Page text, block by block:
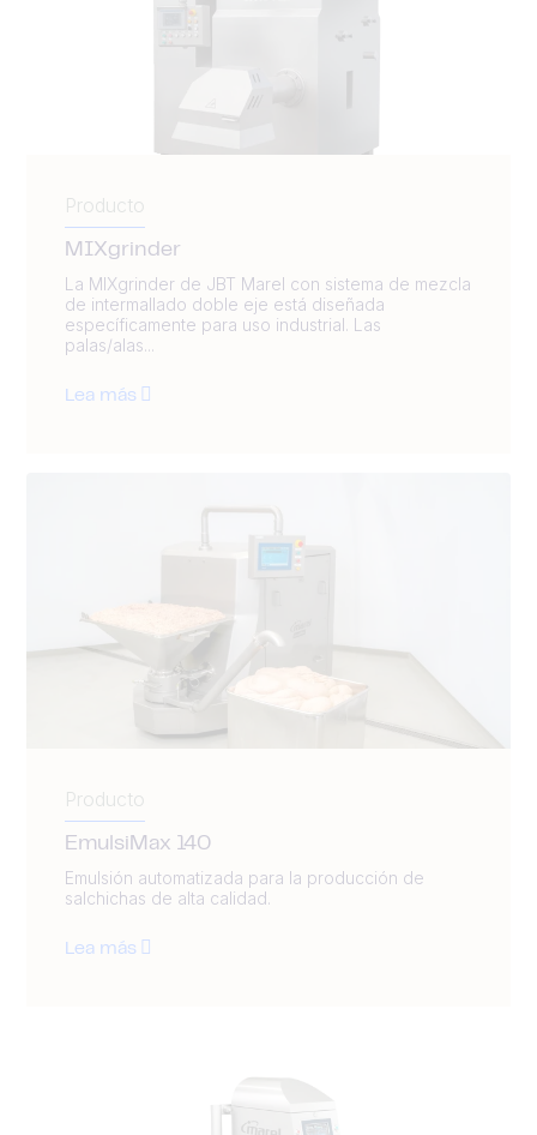
Producto
MIXgrinder
La MIXgrinder de JBT Marel con sistema de mezcla
de intermallado doble eje está diseñada
específicamente para uso industrial. Las
palas/alas...
Lea más
Producto
EmulsiMax 140
Emulsión automatizada para la producción de
salchichas de alta calidad.
Lea más